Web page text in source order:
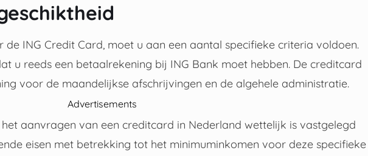
ING Credit Card, moet u aan een aantal specifieke criteria voldoen.
u reeds een betaalrekening bij ING Bank moet hebben. De creditcard
voor de maandelijkse afschrijvingen en de algehele administratie.
Advertisements
aanvragen van een creditcard in Nederland wettelijk is vastgelegd
eisen met betrekking tot het minimuminkomen voor deze specifieke